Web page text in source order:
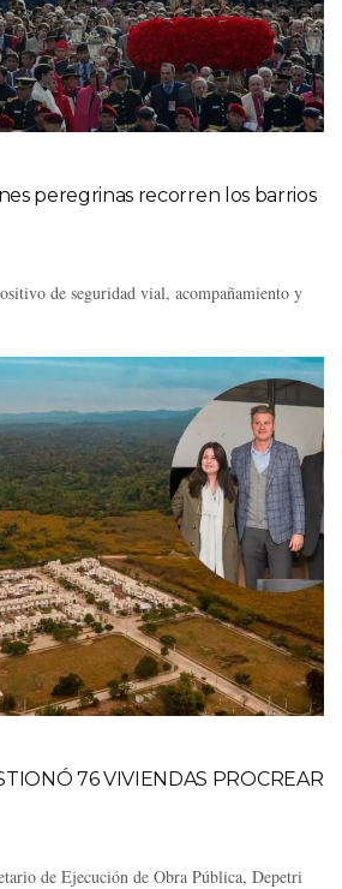
peregrinas recorren los barrios
de seguridad vial, acompañamiento y
76 VIVIENDAS PROCREAR
de Ejecución de Obra Pública, Depetri